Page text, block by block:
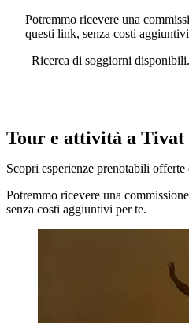
Potremmo ricevere una
questi link, senza costi
Ricerca di soggiorni
Tour e attività a Tivat
Scopri esperienze prenotabili
Potremmo ricevere una
senza costi aggiuntivi per te.